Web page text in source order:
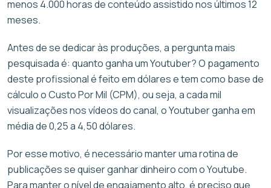
menos 4.000 horas de conteúdo assistido nos últimos 12
meses.
Antes de se dedicar às produções, a pergunta mais
pesquisada é: quanto ganha um Youtuber? O pagamento
deste profissional é feito em dólares e tem como base de
cálculo o Custo Por Mil (CPM), ou seja, a cada mil
visualizações nos vídeos do canal, o Youtuber ganha em
média de 0,25 a 4,50 dólares.
Por esse motivo, é necessário manter uma rotina de
publicações se quiser ganhar dinheiro com o Youtube.
Para manter o nível de engajamento alto, é preciso que